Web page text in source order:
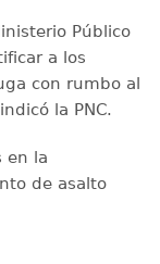
Público
a los
con rumbo al
la PNC.
en la
de asalto